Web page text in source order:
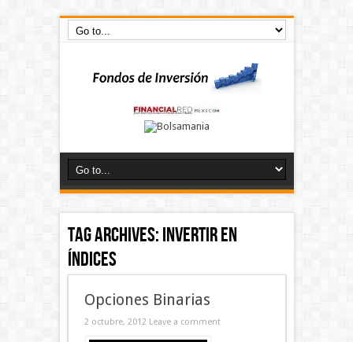
Tag Archives:invertir en
índices
Opciones Binarias
2 octubre, 2012 Leave a comment